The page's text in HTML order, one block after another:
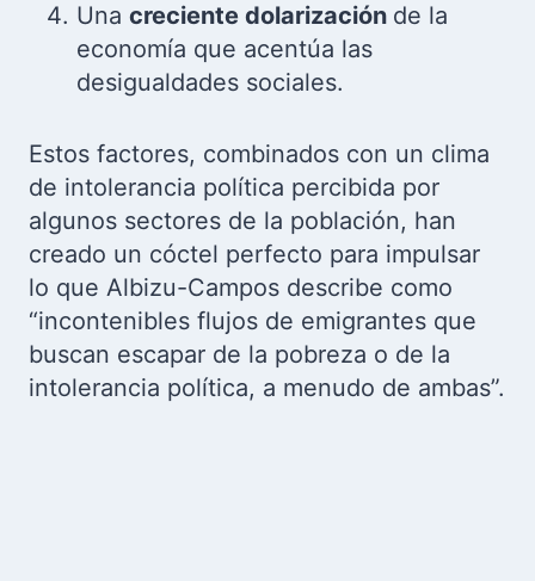
Una creciente dolarización de la
economía que acentúa las
desigualdades sociales.
Estos factores, combinados con un clima
de intolerancia política percibida por
algunos sectores de la población, han
creado un cóctel perfecto para impulsar
lo que Albizu-Campos describe como
“incontenibles flujos de emigrantes que
buscan escapar de la pobreza o de la
intolerancia política, a menudo de ambas”.